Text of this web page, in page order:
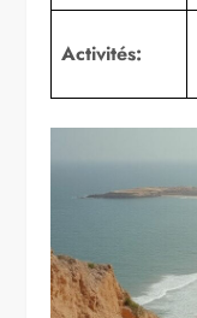
Activités: